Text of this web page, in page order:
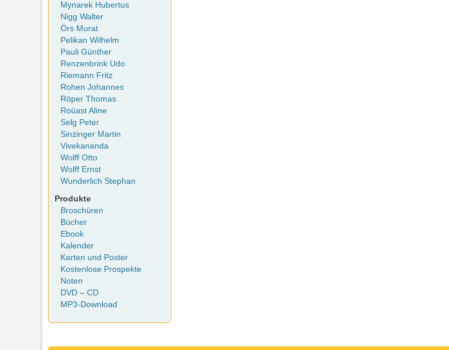
Mynarek Hubertus
Nigg Walter
Örs Murat
Pelikan Wilhelm
Pauli Günther
Renzenbrink Udo
Riemann Fritz
Rohen Johannes
Röper Thomas
Roüast Aline
Selg Peter
Sinzinger Martin
Vivekananda
Wolff Otto
Wolff Ernst
Wunderlich Stephan
Produkte
Broschüren
Bücher
Ebook
Kalender
Karten und Poster
Kostenlose Prospekte
Noten
DVD – CD
MP3-Download